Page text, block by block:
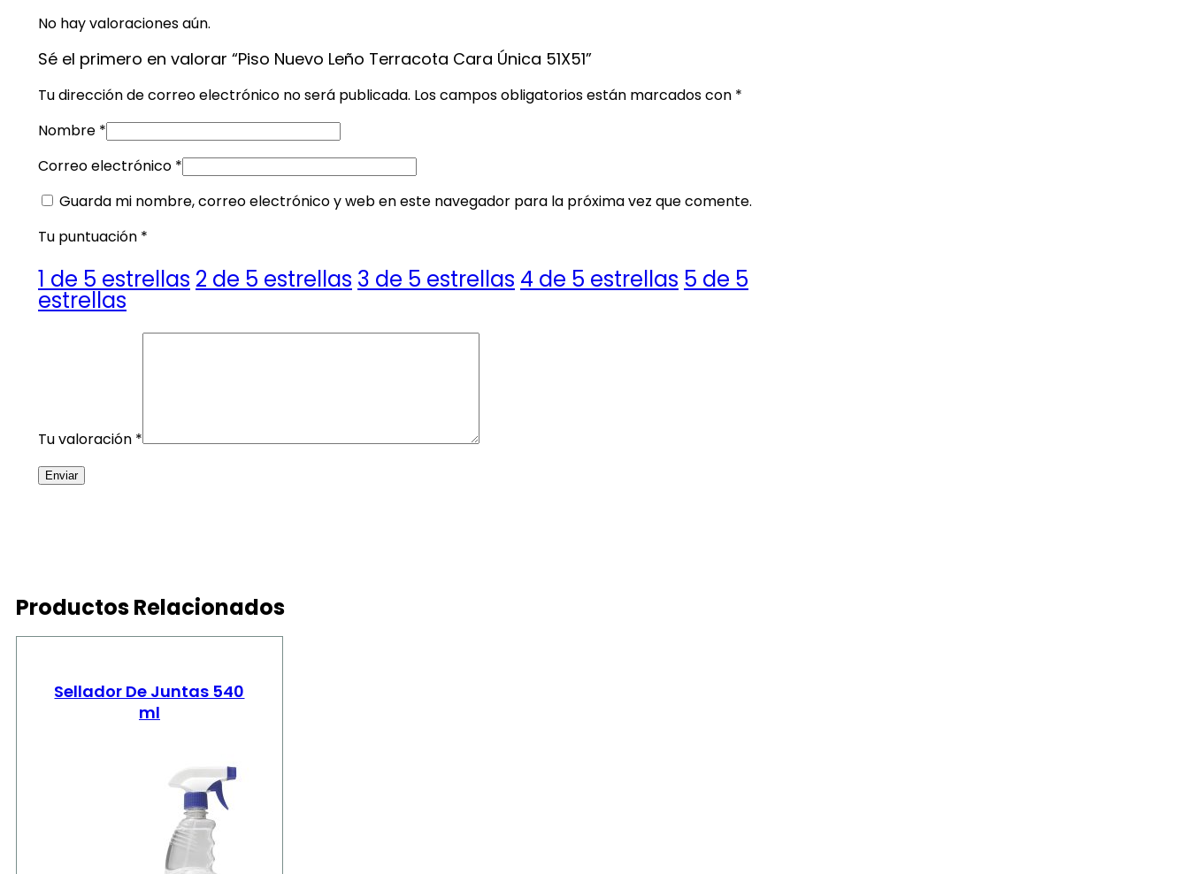
No hay valoraciones aún.
Sé el primero en valorar “Piso Nuevo Leño Terracota Cara Única 51X51”
Tu dirección de correo electrónico no será publicada. Los campos obligatorios están marcados con *
Nombre *
Correo electrónico *
Guarda mi nombre, correo electrónico y web en este navegador para la próxima vez que comente.
Tu puntuación *
1 de 5 estrellas 2 de 5 estrellas 3 de 5 estrellas 4 de 5 estrellas 5 de 5
estrellas
Tu valoración *
Productos Relacionados
Sellador De Juntas 540
ml